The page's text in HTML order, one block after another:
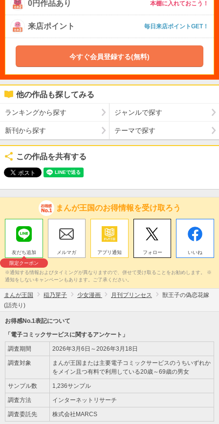
0円作品あり 本棚に入れておこう！
来店ポイント 毎日来店ポイントGET！
今すぐ会員登録する(無料)
他の作品も探してみる
ランキングから探す ジャンルで探す
新刊から探す テーマで探す
この作品を共有する
まんが王国のお得情報を受け取ろう
友だち追加
限定クーポン
メルマガ アプリ通知 フォロー いいね
※通知する情報およびタイミングが異なりますので、併せて受け取ることをお勧めします。 ※
通知をしないキャンペーンもあります。ご了承ください。
まんが王国 稲乃芽子 少女漫画 月刊プリンセス
獣王子の偽恋花嫁
(話売り)
お得感No.1表記について
「電子コミックサービスに関するアンケート」
調査期間 2026年3月6日～2026年3月18日
調査対象
まんが王国または主要電子コミックサービスのうちいずれか
をメイン且つ有料で利用している20歳～69歳の男女
サンプル数 1,236サンプル
調査方法 インターネットリサーチ
調査委託先 株式会社MARCS